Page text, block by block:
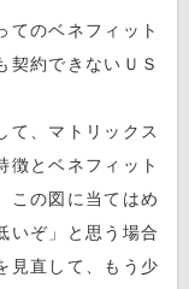
のベネフィット
契約できないＵＳ
、マトリックス
徴とベネフィット
この図に当てはめ
いぞ」と思う場合
見直して、もう少